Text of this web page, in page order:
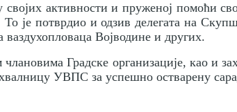
активности и пруженој помоћи
је потврдио и одзив делегата на
Војводине и других.
Градске организације, као и
УВПС за успешно остварену